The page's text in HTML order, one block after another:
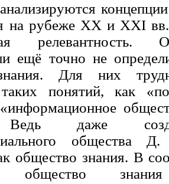
на рубеже ХХ и XXI
релевантность.
ещё точно не
Для них
понятий, как
Ведь даже
общества
общество знания. В
общество знания